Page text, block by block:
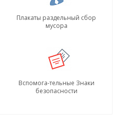
Плакаты раздельный сбор
мусора
Вспомога-тельные Знаки
безопасности